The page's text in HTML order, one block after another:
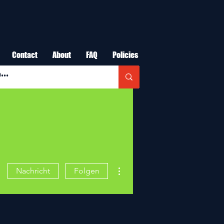
Contact About FAQ Policies
Nachricht Folgen